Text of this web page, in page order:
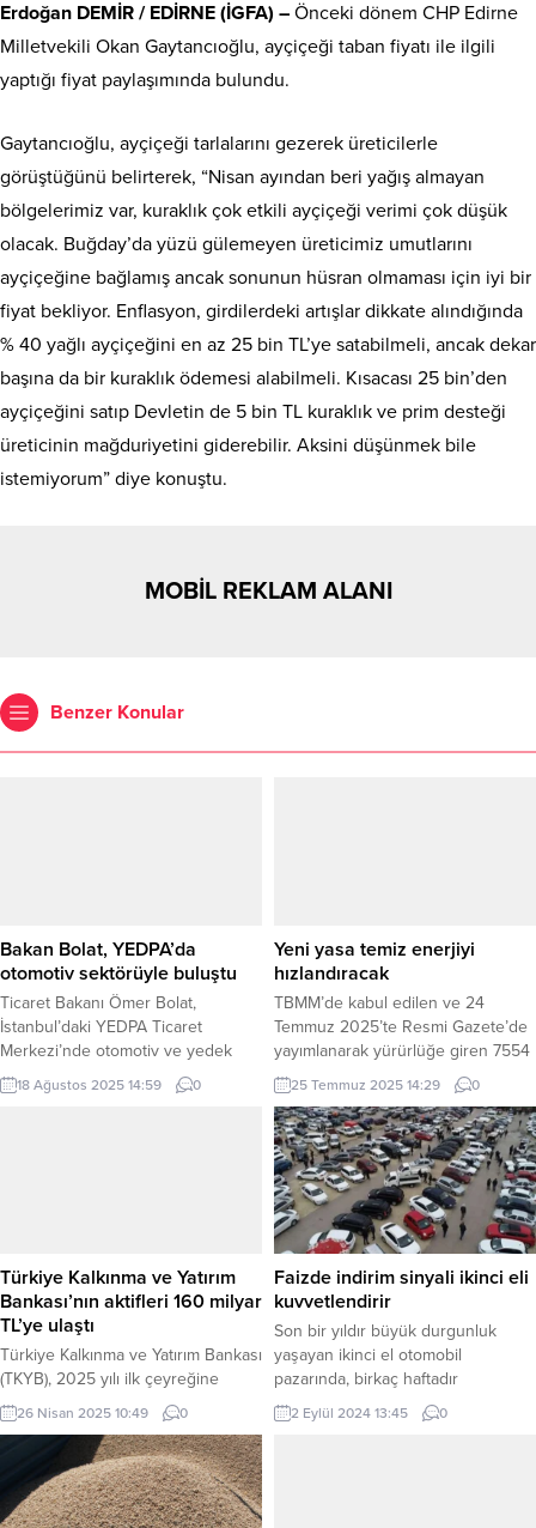
Erdoğan DEMİR / EDİRNE (İGFA) – Önceki dönem CHP Edirne
Milletvekili Okan Gaytancıoğlu, ayçiçeği taban fiyatı ile ilgili
yaptığı fiyat paylaşımında bulundu.
Gaytancıoğlu, ayçiçeği tarlalarını gezerek üreticilerle
görüştüğünü belirterek, “Nisan ayından beri yağış almayan
bölgelerimiz var, kuraklık çok etkili ayçiçeği verimi çok düşük
olacak. Buğday’da yüzü gülemeyen üreticimiz umutlarını
ayçiçeğine bağlamış ancak sonunun hüsran olmaması için iyi bir
fiyat bekliyor. Enflasyon, girdilerdeki artışlar dikkate alındığında
% 40 yağlı ayçiçeğini en az 25 bin TL’ye satabilmeli, ancak dekar
başına da bir kuraklık ödemesi alabilmeli. Kısacası 25 bin’den
ayçiçeğini satıp Devletin de 5 bin TL kuraklık ve prim desteği
üreticinin mağduriyetini giderebilir. Aksini düşünmek bile
istemiyorum” diye konuştu.
MOBİL REKLAM ALANI
Benzer Konular
Bakan Bolat, YEDPA’da
otomotiv sektörüyle buluştu
Ticaret Bakanı Ömer Bolat,
İstanbul’daki YEDPA Ticaret
Merkezi’nde otomotiv ve yedek
parça sektörünün temsilcileriyle bir
araya geldi. Türkiye’nin en büyük
üretiminden parça imalatına kadar
geniş bir...
18 Ağustos 2025 14:59 0
Yeni yasa temiz enerjiyi
hızlandıracak
TBMM’de kabul edilen ve 24
Temmuz 2025’te Resmi Gazete’de
yayımlanarak yürürlüğe giren 7554
sayılı kanun, maden ve çevre
yasalarında değişiklikler getiriyor.
Enerji Sanayicileri ve İş İnsanları
Derneği (ENSİA) Başkanı Alper
Kalaycı, yasanın yenilenebilir enerji
yatırımlarını hızlandıracağını, ancak
orman ve tarım arazilerindeki
yatırımlara dikkat edilmesi
gerektiğini vurguladı. İSTANBUL
(İGFA) – Türkiye...
25 Temmuz 2025 14:29 0
Türkiye Kalkınma ve Yatırım
Bankası’nın aktifleri 160 milyar
TL’ye ulaştı
Türkiye Kalkınma ve Yatırım Bankası
(TKYB), 2025 yılı ilk çeyreğine
ilişkin finansal sonuçlarını açıkladı.
Banka, yılın ilk üç ayında aktiflerini
160 milyar TL, katma değeri yüksek
projelere sağladığı finansman
desteği ile kredi hacmini ise 102,4
milyar TL seviyesine taşıdı. Banka
26 Nisan 2025 10:49 0
Faizde indirim sinyali ikinci eli
kuvvetlendirir
Son bir yıldır büyük durgunluk
yaşayan ikinci el otomobil
pazarında, birkaç haftadır
hareketlenme gözlendi. Bazı ikinci
el otomobillerin fiyatları, bir yıllık
2 Eylül 2024 13:45 0